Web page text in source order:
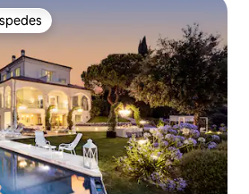
entre huéspedes